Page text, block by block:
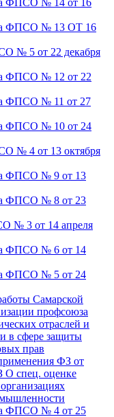
ФПСО № 13 ОТ 16
№ 5 от 22 декабря
ФПСО № 12 от 22
ФПСО № 11 от 27
ФПСО № 10 от 24
№ 4 от 13 октября
ФПСО № 9 от 13
ФПСО № 8 от 23
№ 3 от 14 апреля
ФПСО № 6 от 14
ФПСО № 5 от 24
Самарской
профсоюза
отраслей и
в сфере защиты
прав
ФЗ от
О спец. оценке
ФПСО № 4 от 25